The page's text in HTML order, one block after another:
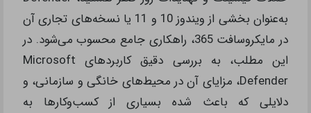
به‌عنوان بخشی از ویندوز 10 و 11 یا نسخه‌های تجاری آن
در مایکروسافت 365، راهکاری جامع محسوب می‌شود. در
این مطلب، به بررسی دقیق کاربردهای Microsoft
Defender، مزایای آن در محیط‌های خانگی و سازمانی، و
دلایلی که باعث شده بسیاری از کسب‌وکارها به